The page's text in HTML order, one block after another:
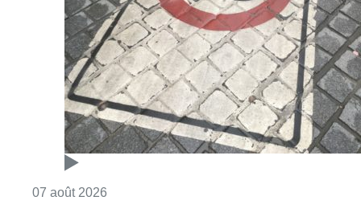
Deux mineurs interpellés après un
vol à main armée dans un
commerce bruxellois